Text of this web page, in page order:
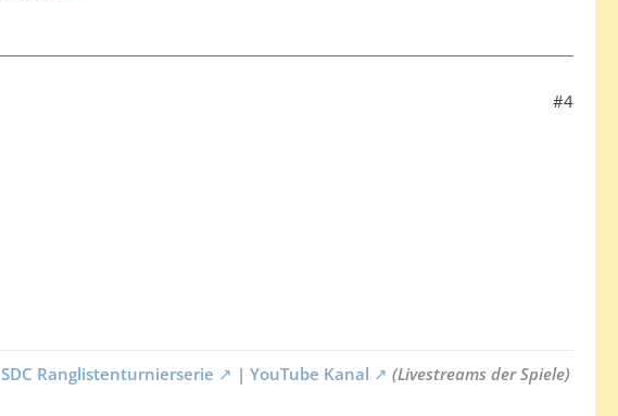
#4
SDC Ranglistenturnierserie | YouTube Kanal (Livestreams der Spiele)